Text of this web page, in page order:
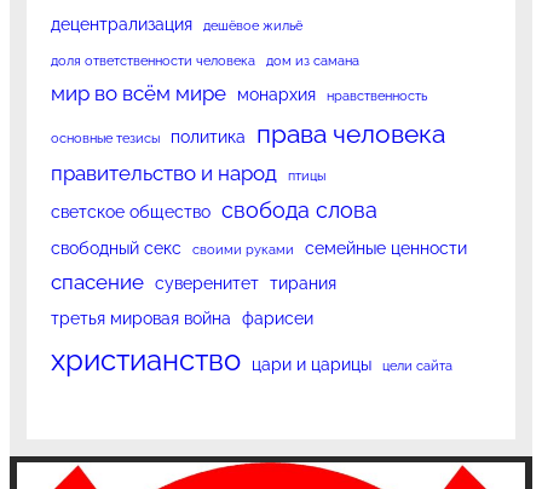
децентрализация дешёвое жильё
доля ответственности человека дом из самана
мир во всём мире монархия нравственность
основные тезисы политика права человека
правительство и народ птицы
светское общество свобода слова
свободный секс своими руками семейные ценности
спасение суверенитет тирания
третья мировая война
фарисеи
христианство цари и царицы цели сайта